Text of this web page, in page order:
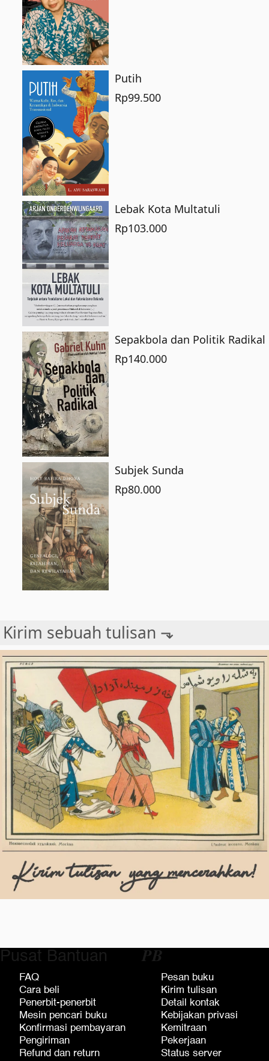
Putih
Rp99.500
Lebak Kota Multatuli
Rp103.000
Sepakbola dan Politik Radikal
Rp140.000
Subjek Sunda
Rp80.000
Kirim sebuah tulisan ⬎
Pusat Bantuan
FAQ
Cara beli
Penerbit-penerbit
Mesin pencari buku
Konfirmasi pembayaran
Pengiriman
Refund dan return
𝑷𝑩
Pesan buku
Kirim tulisan
Detail kontak
Kebijakan privasi
Kemitraan
Pekerjaan
Status server